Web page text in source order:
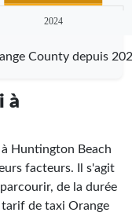
2024
County depuis
à
Huntington Beach
facteurs. Il s'agit
de la durée
de taxi Orange